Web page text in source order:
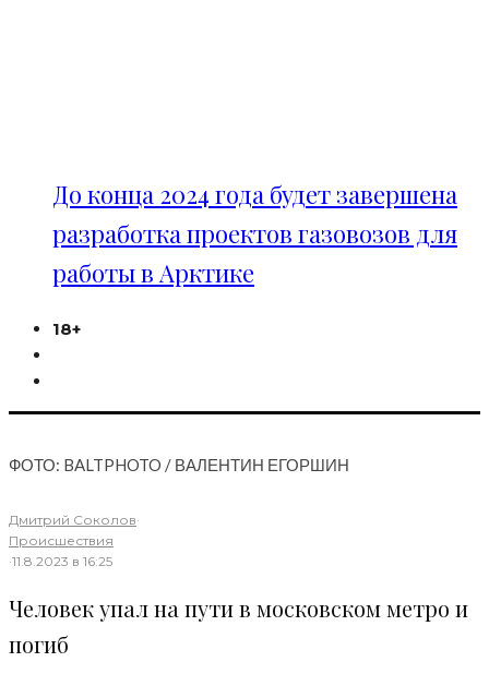
До конца 2024 года будет завершена
разработка проектов газовозов для
работы в Арктике
18+
ФОТО: BALTPHOTO / ВАЛЕНТИН ЕГОРШИН
Дмитрий Соколов·
Происшествия
·11.8.2023 в 16:25
Человек упал на пути в московском метро и
погиб